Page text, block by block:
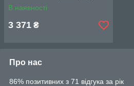
В наявності
3 371 ₴
Про нас
86% позитивних з 71 відгука за рік